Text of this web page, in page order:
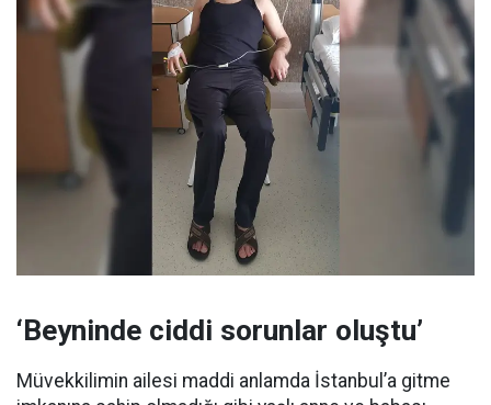
‘Beyninde ciddi sorunlar oluştu’
Müvekkilimin ailesi maddi anlamda İstanbul’a gitme